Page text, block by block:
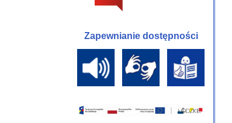
Zapewnianie dostępności